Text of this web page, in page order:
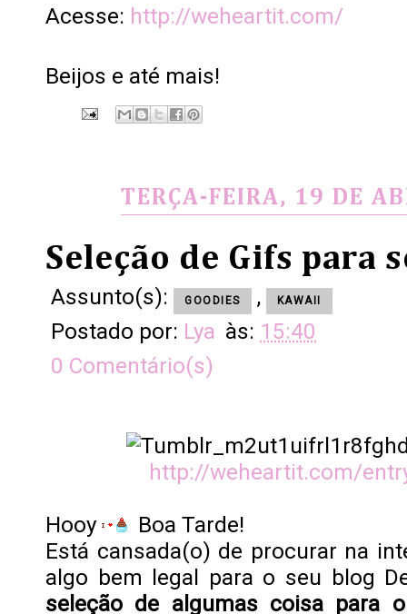
Acesse: http://weheartit.com/
Beijos e até mais!
TERÇA-FEIRA, 19 DE
Seleção de Gifs para
Assunto(s): GOODIES , KAWAII
Postado por: Lya às: 15:40
0 Comentário(s)
http://weheartit.com/
Hooy
Boa Tarde!
Está cansada(o) de procurar na
algo bem legal para o seu blog
seleção de algumas coisa para